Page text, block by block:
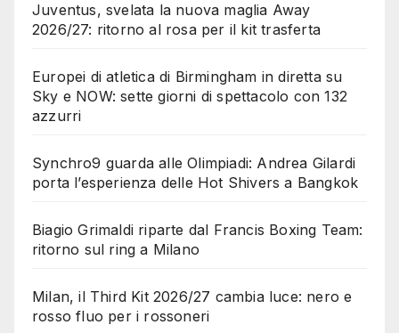
Juventus, svelata la nuova maglia Away
2026/27: ritorno al rosa per il kit trasferta
Europei di atletica di Birmingham in diretta su
Sky e NOW: sette giorni di spettacolo con 132
azzurri
Synchro9 guarda alle Olimpiadi: Andrea Gilardi
porta l’esperienza delle Hot Shivers a Bangkok
Biagio Grimaldi riparte dal Francis Boxing Team:
ritorno sul ring a Milano
Milan, il Third Kit 2026/27 cambia luce: nero e
rosso fluo per i rossoneri